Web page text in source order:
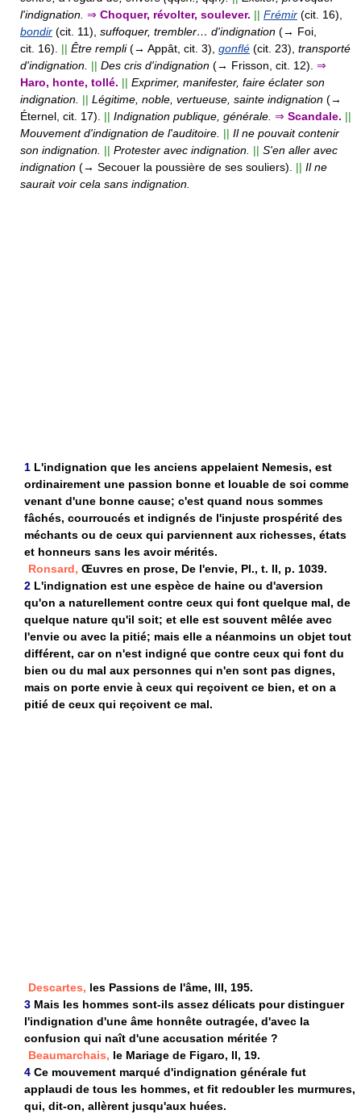
l'indignation. ⇒ Choquer, révolter, soulever. || Frémir (cit. 16),
bondir (cit. 11), suffoquer, trembler… d'indignation (→ Foi,
cit. 16).
|| Être rempli(→ Appât, cit. 3), gonflé (cit. 23), transporté
d'indignation. || Des cris d'indignation (→ Frisson, cit. 12). ⇒
Haro, honte, tollé. || Exprimer, manifester, faire éclater son
indignation. || Légitime, noble, vertueuse, sainte indignation (→
Éternel, cit. 17).
|| Indignation publique, générale. ⇒ Scandale. ||
Mouvement d'indignation de l'auditoire. || Il ne pouvait contenir
son indignation. || Protester avec indignation. || S'en aller avec
indignation (→ Secouer la poussière de ses souliers). || Il ne
saurait voir cela sans indignation.
1 L'indignation que les anciens appelaient Nemesis, est
ordinairement une passion bonne et louable de soi comme
venant d'une bonne cause; c'est quand nous sommes
fâchés, courroucés et indignés de l'injuste prospérité des
méchants ou de ceux qui parviennent aux richesses, états
et honneurs sans les avoir mérités.
Ronsard, Œuvres en prose, De l'envie, Pl., t. II, p. 1039.
2 L'indignation est une espèce de haine ou d'aversion
qu'on a naturellement contre ceux qui font quelque mal, de
quelque nature qu'il soit; et elle est souvent mêlée avec
l'envie ou avec la pitié; mais elle a néanmoins un objet tout
différent, car on n'est indigné que contre ceux qui font du
bien ou du mal aux personnes qui n'en sont pas dignes,
mais on porte envie à ceux qui reçoivent ce bien, et on a
pitié de ceux qui reçoivent ce mal.
Descartes, les Passions de l'âme, III, 195.
3 Mais les hommes sont-ils assez délicats pour distinguer
l'indignation d'une âme honnête outragée, d'avec la
confusion qui naît d'une accusation méritée ?
Beaumarchais, le Mariage de Figaro, II, 19.
4 Ce mouvement marqué d'indignation générale fut
applaudi de tous les hommes, et fit redoubler les murmures,
qui, dit-on, allèrent jusqu'aux huées.